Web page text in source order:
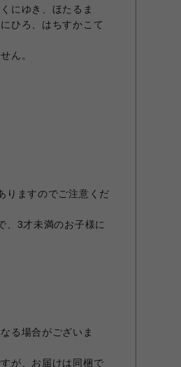
にゆき、ほたるま
ひろ、はちすかこて
ん。
りますのでご注意くだ
、3才未満のお子様に
る場合がございま
が、お届けは同梱で